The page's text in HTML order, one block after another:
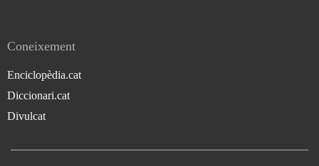
Coneixement
Enciclopèdia.cat
Diccionari.cat
Divulcat